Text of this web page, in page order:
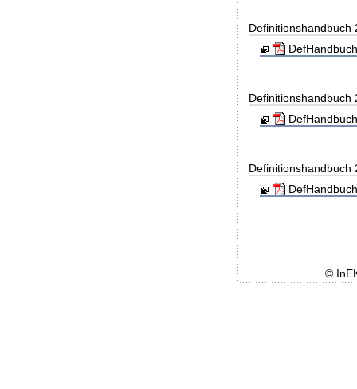
Definitionshandbuch
Definitionshandbuch
Definitionshandbuch
©